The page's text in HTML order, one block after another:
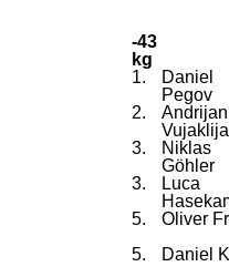
-43
kg
1.
Daniel
Pegov
2.
Andrijan
Vujaklija
3.
Niklas
Göhler
3.
Luca
5.
Oliver
5.
Daniel